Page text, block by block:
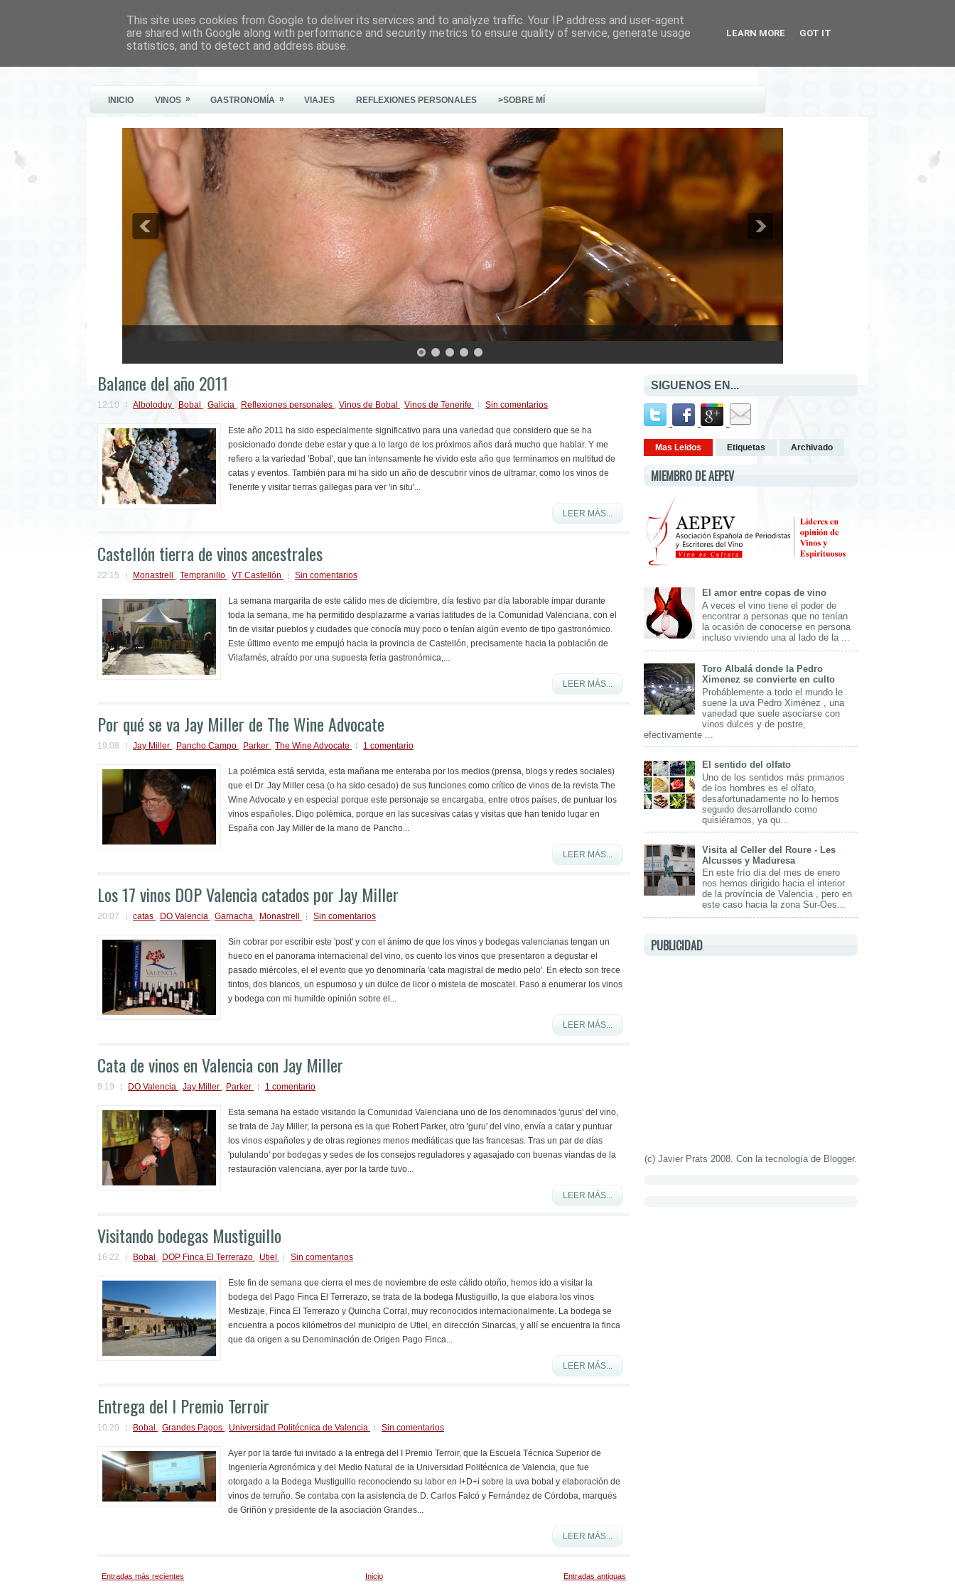
Este Vino Me Gusta
INICIO VINOS » GASTRONOMÍA » VIAJES REFLEXIONES PERSONALES >SOBRE MÍ
Balance del año 2011
12:10 Alboloduy , Bobal , Galicia , Reflexiones personales , Vinos de Bobal , Vinos de Tenerife Sin comentarios
Este año 2011 ha sido especialmente significativo para una variedad que considero que se ha
posicionado donde debe estar y que a lo largo de los próximos años dará mucho que hablar. Y me
refiero a la variedad 'Bobal', que tan intensamente he vivido este año que terminamos en multitud de
catas y eventos. También para mi ha sido un año de descubrir vinos de ultramar, como los vinos de
Tenerife y visitar tierras gallegas para ver 'in situ'...
LEER MÁS...
Castellón tierra de vinos ancestrales
22:15 Monastrell , Tempranillo , VT Castellón Sin comentarios
La semana margarita de este cálido mes de diciembre, día festivo par día laborable impar durante
toda la semana, me ha permitido desplazarme a varias latitudes de la Comunidad Valenciana, con el
fin de visitar pueblos y ciudades que conocía muy poco o tenían algún evento de tipo gastronómico.
Este último evento me empujó hacia la provincia de Castellón, precisamente hacia la población de
Vilafamés, atraído por una supuesta feria gastronómica,...
LEER MÁS...
Por qué se va Jay Miller de The Wine Advocate
19:08 Jay Miller , Pancho Campo , Parker , The Wine Advocate 1 comentario
La polémica está servida, esta mañana me enteraba por los medios (prensa, blogs y redes sociales)
que el Dr. Jay Miller cesa (o ha sido cesado) de sus funciones como crítico de vinos de la revista The
Wine Advocate y en especial porque este personaje se encargaba, entre otros países, de puntuar los
vinos españoles. Digo polémica, porque en las sucesivas catas y visitas que han tenido lugar en
España con Jay Miller de la mano de Pancho...
LEER MÁS...
Los 17 vinos DOP Valencia catados por Jay Miller
20:07 catas , DO Valencia , Garnacha , Monastrell Sin comentarios
Sin cobrar por escribir este 'post' y con el ánimo de que los vinos y bodegas valencianas tengan un
hueco en el panorama internacional del vino, os cuento los vinos que presentaron a degustar el
pasado miércoles, el el evento que yo denominaría 'cata magistral de medio pelo'. En efecto son trece
tintos, dos blancos, un espumoso y un dulce de licor o mistela de moscatel. Paso a enumerar los vinos
y bodega con mi humilde opinión sobre el...
LEER MÁS...
Cata de vinos en Valencia con Jay Miller
9:19 DO Valencia , Jay Miller , Parker 1 comentario
Esta semana ha estado visitando la Comunidad Valenciana uno de los denominados 'gurus' del vino,
se trata de Jay Miller, la persona es la que Robert Parker, otro 'guru' del vino, envía a catar y puntuar
los vinos españoles y de otras regiones menos mediáticas que las francesas. Tras un par de días
'pululando' por bodegas y sedes de los consejos reguladores y agasajado con buenas viandas de la
restauración valenciana, ayer por la tarde tuvo...
LEER MÁS...
Visitando bodegas Mustiguillo
16:22 Bobal , DOP Finca El Terrerazo , Utiel Sin comentarios
Este fin de semana que cierra el mes de noviembre de este cálido otoño, hemos ido a visitar la
bodega del Pago Finca El Terrerazo, se trata de la bodega Mustiguillo, la que elabora los vinos
Mestizaje, Finca El Terrerazo y Quincha Corral, muy reconocidos internacionalmente. La bodega se
encuentra a pocos kilómetros del municipio de Utiel, en dirección Sinarcas, y allí se encuentra la finca
que da origen a su Denominación de Origen Pago Finca...
LEER MÁS...
Entrega del I Premio Terroir
10:20 Bobal , Grandes Pagos , Universidad Politécnica de Valencia Sin comentarios
Ayer por la tarde fui invitado a la entrega del I Premio Terroir, que la Escuela Técnica Superior de
Ingeniería Agronómica y del Medio Natural de la Universidad Politécnica de Valencia, que fue
otorgado a la Bodega Mustiguillo reconociendo su labor en I+D+i sobre la uva bobal y elaboración de
vinos de terruño. Se contaba con la asistencia de D. Carlos Falcó y Fernández de Córdoba, marqués
de Griñón y presidente de la asociación Grandes...
LEER MÁS...
Entradas más recientes Entradas antiguas
Inicio
SIGUENOS EN...
Mas Leidos Etiquetas Archivado
MIEMBRO DE AEPEV
El amor entre copas de vino
A veces el vino tiene el poder de
encontrar a personas que no tenían
la ocasión de conocerse en persona
incluso viviendo una al lado de la ...
Toro Albalá donde la Pedro
Ximenez se convierte en culto
Probáblemente a todo el mundo le
suene la uva Pedro Ximénez , una
variedad que suele asociarse con
vinos dulces y de postre,
efectivamente ...
El sentido del olfato
Uno de los sentidos más primarios
de los hombres es el olfato,
desafortunadamente no lo hemos
seguido desarrollando como
quisiéramos, ya qu...
Visita al Celler del Roure - Les
Alcusses y Maduresa
En este frío día del mes de enero
nos hemos dirigido hacia el interior
de la província de Valencia , pero en
este caso hacia la zona Sur-Oes...
PUBLICIDAD
(c) Javier Prats 2008. Con la tecnología de Blogger.
This site uses cookies from Google to deliver its services and to analyze traffic. Your IP address and user-agent
are shared with Google along with performance and security metrics to ensure quality of service, generate usage
statistics, and to detect and address abuse.
LEARN MORE GOT IT